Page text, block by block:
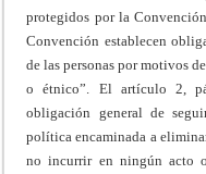
protegidos por la
Convención establecen
de las personas por motivos
o étnico”. El artículo 2,
obligación general de
política encaminada a
no incurrir en ningún acto